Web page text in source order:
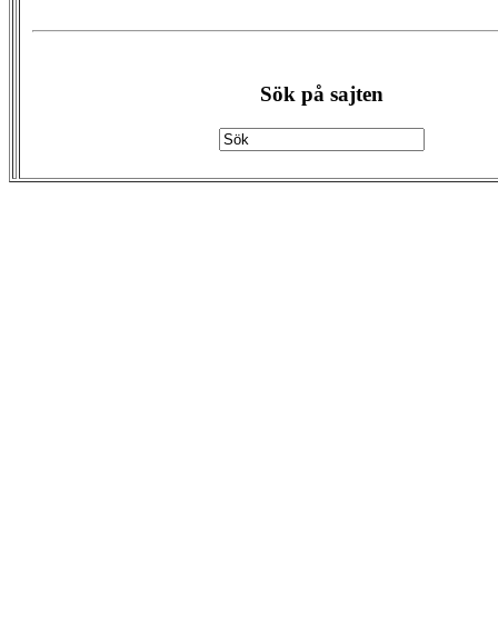
Sök på sajten